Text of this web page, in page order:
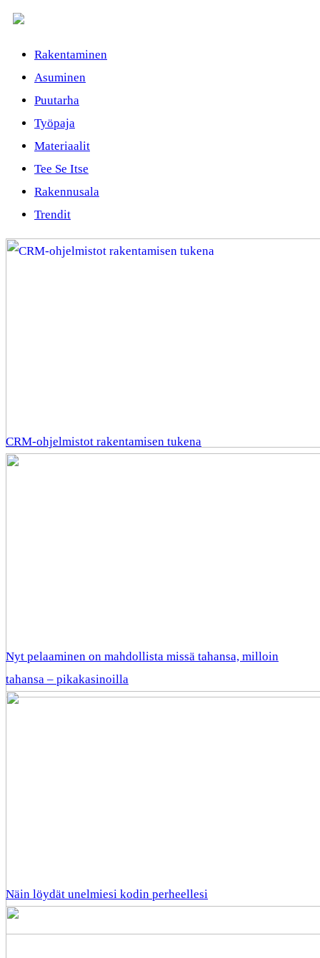
Rakentaminen
Asuminen
Puutarha
Työpaja
Materiaalit
Tee Se Itse
Rakennusala
Trendit
CRM-ohjelmistot rakentamisen tukena
Nyt pelaaminen on mahdollista missä tahansa, milloin
tahansa – pikakasinoilla
Näin löydät unelmiesi kodin perheellesi